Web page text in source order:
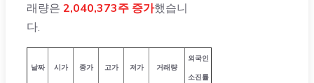
래량은 2,040,373주 증가했습니
다.
날짜 시가 종가 고가 저가 거래량
외국인
소진률